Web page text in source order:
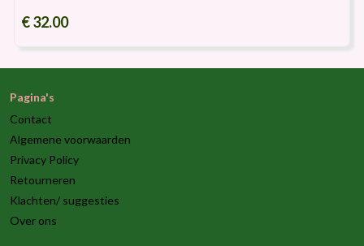
€ 32.00
Pagina's
Contact
Algemene voorwaarden
Privacy Policy
Retourneren
Klachten/ suggesties
Over ons